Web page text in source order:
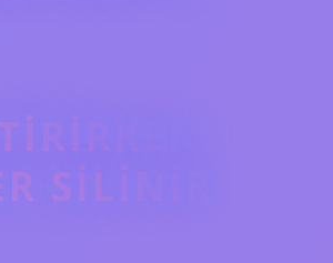
SILINIR